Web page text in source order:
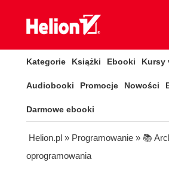
Kategorie Książki Ebooki Kursy
Audiobooki Promocje Nowości
Darmowe ebooki
Helion.pl » Programowanie » 📚
oprogramowania